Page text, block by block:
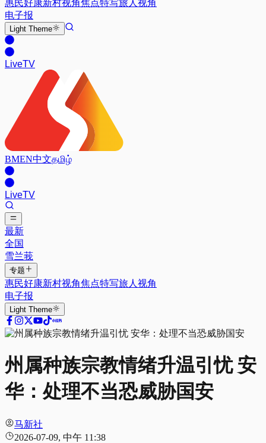
惠民好康新村视角焦点特写旅人视角
电子报
Light Theme
LiveTV
BMEN中文தமிழ்
LiveTV
最新
全国
雪兰莪
专题
惠民好康新村视角焦点特写旅人视角
电子报
Light Theme
州属种族宗教情绪升温引忧 安
华：处理不当恐威胁国安
马新社
2026-07-09, 中午 11:38